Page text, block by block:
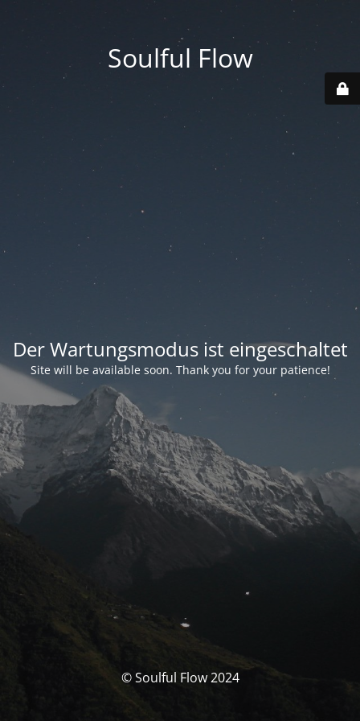
Soulful Flow
Der Wartungsmodus ist eingeschaltet
Site will be available soon. Thank you for your patience!
© Soulful Flow 2024